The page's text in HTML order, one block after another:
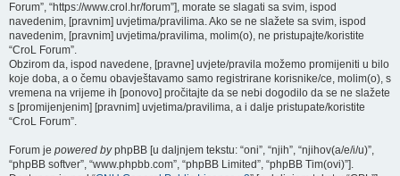
Forum”, “https://www.crol.hr/forum”], morate se slagati sa svim, ispod
navedenim, [pravnim] uvjetima/pravilima. Ako se ne slažete sa svim, ispod
navedenim, [pravnim] uvjetima/pravilima, molim(o), ne pristupajte/koristite
“CroL Forum”.
Obzirom da, ispod navedene, [pravne] uvjete/pravila možemo promijeniti u bilo
koje doba, a o čemu obavještavamo samo registrirane korisnike/ce, molim(o), s
vremena na vrijeme ih [ponovo] pročitajte da se nebi dogodilo da se ne slažete
s [promijenjenim] [pravnim] uvjetima/pravilima, a i dalje pristupate/koristite
“CroL Forum”.
Forum je powered byphpBB [u daljnjem tekstu: “oni”, “njih”, “njihov(a/e/i/u)”,
“phpBB softver”, “www.phpbb.com”, “phpBB Limited”, “phpBB Tim(ovi)”].